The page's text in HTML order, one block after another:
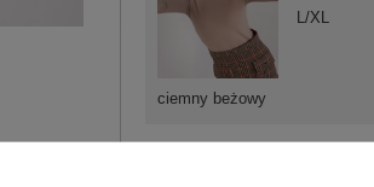
ciemny beżowy
L/XL